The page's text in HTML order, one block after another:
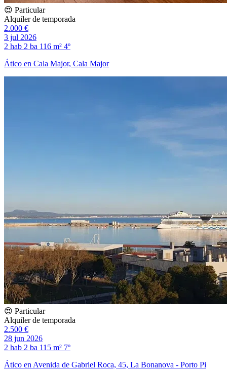
😍 Particular
Alquiler de temporada
2.000 €
3 jul 2026
2 hab 2 ba 116 m² 4º
Ático en Cala Major, Cala Major
😍 Particular
Alquiler de temporada
2.500 €
28 jun 2026
2 hab 2 ba 115 m² 7º
Ático en Avenida de Gabriel Roca, 45, La Bonanova - Porto Pi